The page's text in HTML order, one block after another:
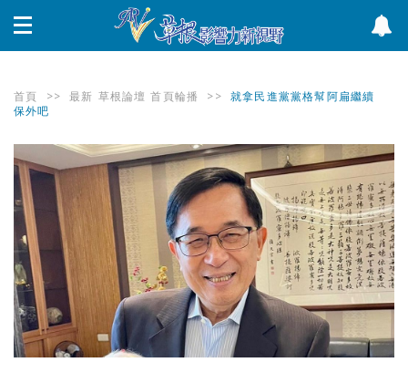
首頁 >> 最新 草根論壇 首頁輪播 >> 就拿民進黨黨格幫阿扁繼續
保外吧